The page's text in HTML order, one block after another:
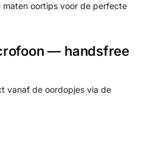
maten oortips voor de perfecte
— handsfree
vanaf de oordopjes via de